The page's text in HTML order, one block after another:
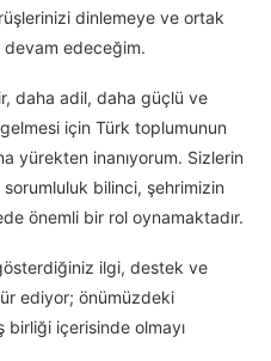
dinlemeye ve ortak
devam edeceğim.
daha adil, daha güçlü ve
için Türk toplumunun
yürekten inanıyorum. Sizlerin
bilinci, şehrimizin
önemli bir rol oynamaktadır.
ilgi, destek ve
ediyor; önümüzdeki
içerisinde olmayı